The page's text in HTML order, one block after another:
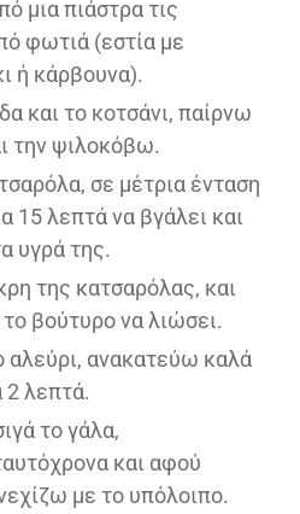
μια πιάστρα τις
φωτιά (εστία με
ή κάρβουνα).
και το κοτσάνι, παίρνω
την ψιλοκόβω.
σε μέτρια ένταση
15 λεπτά να βγάλει και
υγρά της.
της κατσαρόλας, και
βούτυρο να λιώσει.
αλεύρι, ανακατεύω καλά
2 λεπτά.
το γάλα,
και αφού
με το υπόλοιπο.